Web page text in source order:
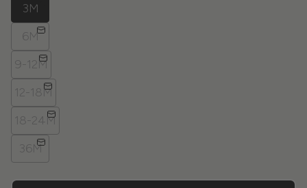
3M
6M
9-12M
12-18M
18-24M
36M